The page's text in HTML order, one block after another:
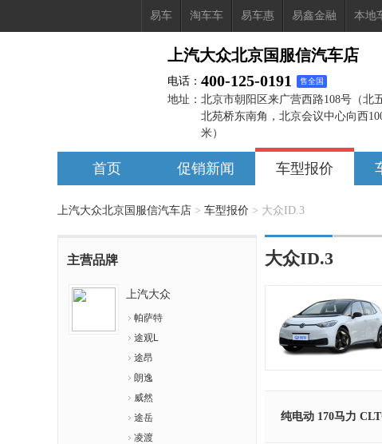
易车 淘车车 易车惠 易鑫金融 本地
上汽大众北京国服信汽车店
电话： 400-125-0191 售全国
地址： 北京市朝阳区来广营西路108号（北
北苑桥东南角，北京会议中心向西
米）
首页 促销新闻 车型报价
上汽大众北京国服信汽车店 > 车型报价 > 大众ID.3
主营品牌
上汽大众
帕萨特
途观L
途昂
朗逸
威然
途岳
凌渡
大众ID.3
纯电动 170马力